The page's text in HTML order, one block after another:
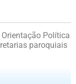
Política
paroquiais